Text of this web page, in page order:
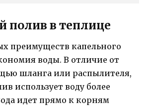
полив в теплице
преимуществ капельного
воды. В отличие от
шланга или распылителя,
использует воду более
идет прямо к корням